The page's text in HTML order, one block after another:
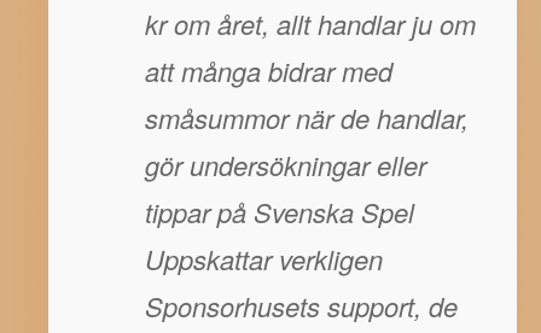
kr om året, allt handlar ju om
att många bidrar med
småsummor när de handlar,
gör undersökningar eller
tippar på Svenska Spel
Uppskattar verkligen
Sponsorhusets support, de